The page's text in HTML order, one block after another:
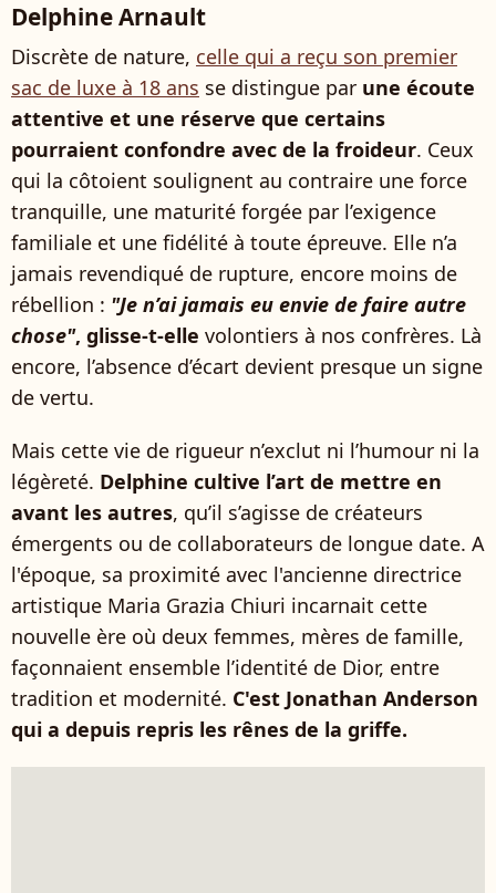
Delphine Arnault
Discrète de nature, celle qui a reçu son premier
sac de luxe à 18 ans se distingue par une écoute
attentive et une réserve que certains
pourraient confondre avec de la froideur. Ceux
qui la côtoient soulignent au contraire une force
tranquille, une maturité forgée par l’exigence
familiale et une fidélité à toute épreuve. Elle n’a
jamais revendiqué de rupture, encore moins de
rébellion : "Je n’ai jamais eu envie de faire autre
chose", glisse-t-elle volontiers à nos confrères. Là
encore, l’absence d’écart devient presque un signe
de vertu.
Mais cette vie de rigueur n’exclut ni l’humour ni la
légèreté. Delphine cultive l’art de mettre en
avant les autres, qu’il s’agisse de créateurs
émergents ou de collaborateurs de longue date. A
l'époque, sa proximité avec l'ancienne directrice
artistique Maria Grazia Chiuri incarnait cette
nouvelle ère où deux femmes, mères de famille,
façonnaient ensemble l’identité de Dior, entre
tradition et modernité. C'est Jonathan Anderson
qui a depuis repris les rênes de la griffe.